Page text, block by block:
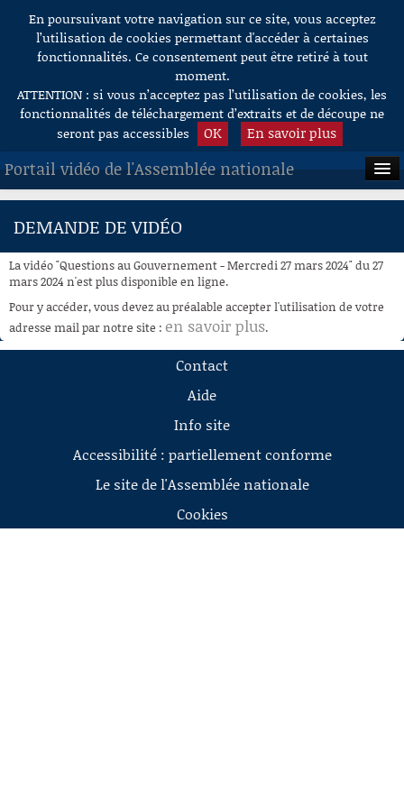
Aller au contenu
En poursuivant votre navigation sur ce site, vous acceptez
l’utilisation de cookies permettant d'accéder à certaines
fonctionnalités. Ce consentement peut être retiré à tout
moment.
ATTENTION : si vous n’acceptez pas l’utilisation de cookies, les
fonctionnalités de téléchargement d’extraits et de découpe ne
seront pas accessibles
OK En savoir plus
Portail vidéo de l'Assemblée nationale
ACCUEIL
À LA DEMANDE
RECHERCHE
AIDE À LA DÉCOUPE
DEMANDE DE VIDÉO
La vidéo "Questions au Gouvernement - Mercredi 27 mars 2024" du 27
mars 2024 n'est plus disponible en ligne.
Pour y accéder, vous devez au préalable accepter l'utilisation de votre
adresse mail par notre site : en savoir plus.
Contact
Aide
Info site
Accessibilité : partiellement conforme
Le site de l'Assemblée nationale
Cookies